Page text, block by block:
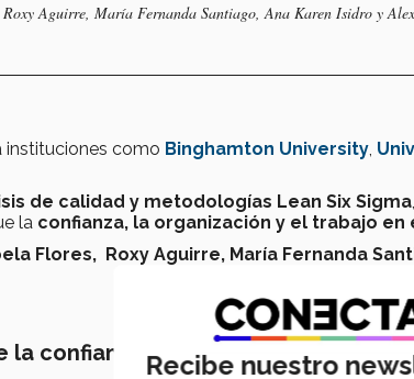
Aguirre, María Fernanda Santiago, Ana Karen Isidro y
instituciones como Binghamton University
de calidad y metodologías Lean Six Sigma
la confianza, la organización y el trabajo en
Flores, Roxy Aguirre, María Fernanda
confianza
Recibe nuestro